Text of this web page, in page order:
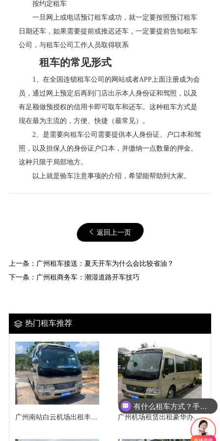
按约定租车
一旦网上或电话预订租车成功，就一定要按照预订租车
日期还车，如果需要提前或推迟还车，一定要提前告知租车
公司，与租车公司工作人员取得联系
租车的常见形式
1、在全国连锁租车公司的网站或者APP上面注册成为会
员，通过网上预定后再到门店出示本人身份证和驾照，以及
有足额做预授权的信用卡即可取车和还车。这种租车方式是
现在最为主流的，方便、快捷（最常见）。
2、是需要向租车公司需要提供本人身份证、户口本和驾
照，以及担保人的身份证户口本，并缴纳一点数量的押金。
这种只限于局部地方。
以上就是验车注意事项的介绍，希望能帮助到大家。
返回上一页
上一条： 广州租车接送：夏天开车为什么会比较省油？
下一条： 广州租商务车：潮湿道路开车技巧
热门租车推荐
广州南站白云机场出租丰田考斯特双办公台（18座） 广州机场租赁出租豪华办公桌中巴车（18座）
有什么租车方式？手续麻烦吗？